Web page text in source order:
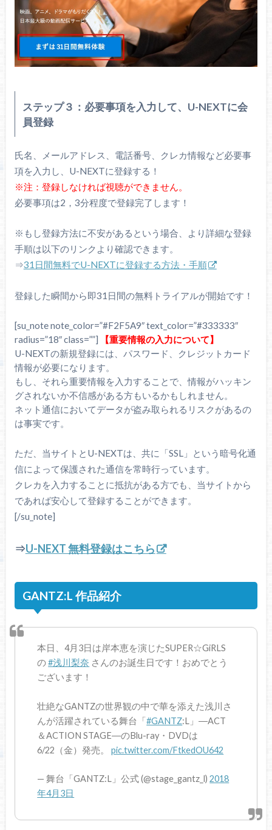
ステップ３：必要事項を入力して、U-NEXTに会
員登録
氏名、メールアドレス、電話番号、クレカ情報など必要事
項を入力し、U-NEXTに登録する！
※注：登録しなければ視聴ができません。
必要事項は2，3分程度で登録完了します！
※もし登録方法に不安があるという場合、より詳細な登録
手順は以下のリンクより確認できます。
⇒31日間無料でU-NEXTに登録する方法・手順
登録した瞬間から即31日間の無料トライアルが開始です！
[su_note note_color=”#F2F5A9″ text_color=”#333333″
radius=”18″ class=””]
【重要情報の入力について】
U-NEXTの新規登録には、パスワード、クレジットカード
情報が必要になります。
もし、それら重要情報を入力することで、情報がハッキン
グされないか不信感がある方もいるかもしれません。
ネット通信においてデータが盗み取られるリスクがあるの
は事実です。
ただ、当サイトとU-NEXTは、共に「SSL」という暗号化通
信によって保護された通信を常時行っています。
クレカを入力することに抵抗がある方でも、当サイトから
であれば安心して登録することができます。
[/su_note]
⇒U-NEXT 無料登録はこちら
GANTZ:L 作品紹介
本日、4月3日は岸本恵を演じたSUPER☆GiRLS
の#浅川梨奈 さんのお誕生日です！おめでとう
ございます！
壮絶なGANTZの世界観の中で華を添えた浅川さ
んが活躍されている舞台「#GANTZ:L」―ACT
＆ACTION STAGE―のBlu-ray・DVDは
6/22（金）発売。pic.twitter.com/FtkedOU642
— 舞台「GANTZ:L」公式 (@stage_gantz_l)2018
年4月3日